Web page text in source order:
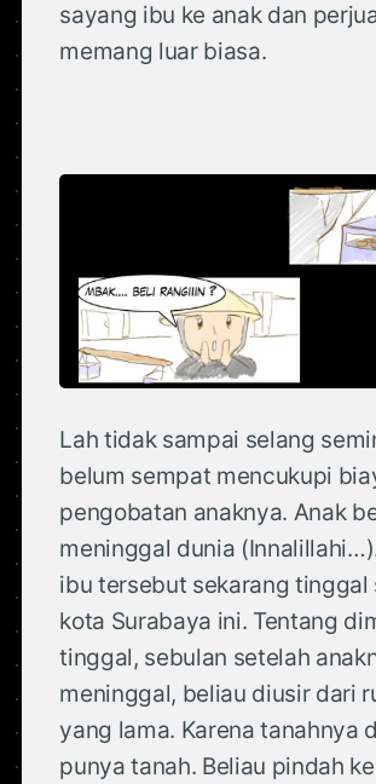
sayang ibu ke anak dan
memang luar biasa.
Lah tidak sampai selang
belum sempat mencukupi
pengobatan anaknya. Anak
meninggal dunia
ibu tersebut sekarang tinggal
kota Surabaya ini. Tentang
tinggal, sebulan setelah
meninggal, beliau diusir dari
yang lama. Karena tanahnya
punya tanah. Beliau pindah